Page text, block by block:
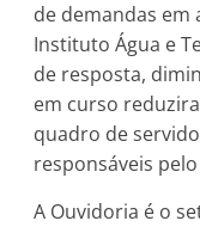
de demandas
Instituto Água e
de resposta,
em curso
quadro de
responsáveis
A Ouvidoria é o